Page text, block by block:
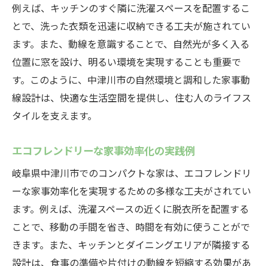
例えば、キッチンのすぐ隣に洗濯スペースを配置するこ
とで、洗った衣類を迅速に収納できる工夫が施されてい
ます。また、動線を意識することで、自然光が多く入る
位置に窓を設け、明るい環境を実現することも重要で
す。このように、中津川市の自然環境と調和した家事動
線設計は、快適な生活空間を提供し、住む人のライフス
タイルを支えます。
エコフレンドリーな家事効率化の実践例
岐阜県中津川市でのコンパクトな家は、エコフレンドリ
ーな家事効率化を実現するための多様な工夫がされてい
ます。例えば、洗濯スペースの近くに脱衣所を配置する
ことで、移動の手間を省き、時間を有効に使うことがで
きます。また、キッチンとダイニングエリアが隣接する
設計は、食事の準備や片付けの動線を短縮する効果があ